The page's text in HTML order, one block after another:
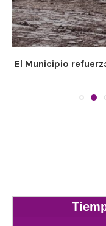
El Municipio